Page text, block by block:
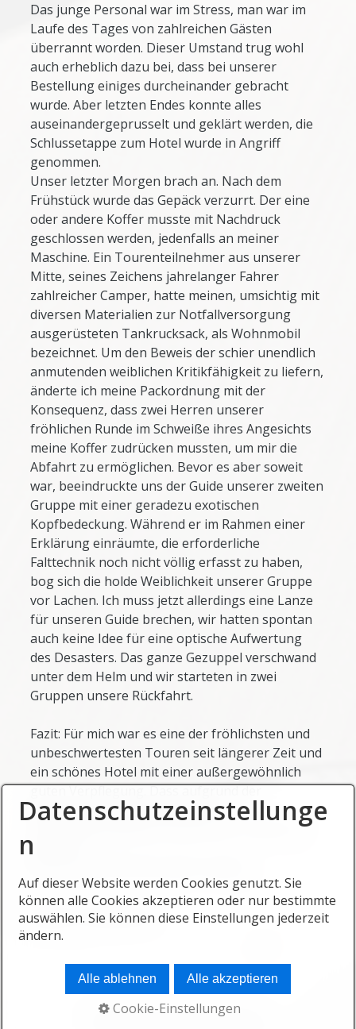
Das junge Personal war im Stress, man war im
Laufe des Tages von zahlreichen Gästen
überrannt worden. Dieser Umstand trug wohl
auch erheblich dazu bei, dass bei unserer
Bestellung einiges durcheinander gebracht
wurde. Aber letzten Endes konnte alles
auseinandergeprusselt und geklärt werden, die
Schlussetappe zum Hotel wurde in Angriff
genommen.
Unser letzter Morgen brach an. Nach dem
Frühstück wurde das Gepäck verzurrt. Der eine
oder andere Koffer musste mit Nachdruck
geschlossen werden, jedenfalls an meiner
Maschine. Ein Tourenteilnehmer aus unserer
Mitte, seines Zeichens jahrelanger Fahrer
zahlreicher Camper, hatte meinen, umsichtig mit
diversen Materialien zur Notfallversorgung
ausgerüsteten Tankrucksack, als Wohnmobil
bezeichnet. Um den Beweis der schier unendlich
anmutenden weiblichen Kritikfähigkeit zu liefern,
änderte ich meine Packordnung mit der
Konsequenz, dass zwei Herren unserer
fröhlichen Runde im Schweiße ihres Angesichts
meine Koffer zudrücken mussten, um mir die
Abfahrt zu ermöglichen. Bevor es aber soweit
war, beeindruckte uns der Guide unserer zweiten
Gruppe mit einer geradezu exotischen
Kopfbedeckung. Während er im Rahmen einer
Erklärung einräumte, die erforderliche
Falttechnik noch nicht völlig erfasst zu haben,
bog sich die holde Weiblichkeit unserer Gruppe
vor Lachen. Ich muss jetzt allerdings eine Lanze
für unseren Guide brechen, wir hatten spontan
auch keine Idee für eine optische Aufwertung
des Desasters. Das ganze Gezuppel verschwand
unter dem Helm und wir starteten in zwei
Gruppen unsere Rückfahrt.
Fazit: Für mich war es eine der fröhlichsten und
unbeschwertesten Touren seit längerer Zeit und
ein schönes Hotel mit einer außergewöhnlich
guten Verpflegung. Dass aufgrund der
abgelegenen Lage kaum an eine
Internetverbindung zu denken war, haben wir
überlebt.
Beate H. (19.06.2023)
Startseite Kontakt
Impressum
Datenschutzeinstellunge
n
Auf dieser Website werden Cookies genutzt. Sie
können alle Cookies akzeptieren oder nur bestimmte
auswählen. Sie können diese Einstellungen jederzeit
ändern.
Alle ablehnen Alle akzeptieren
Cookie-Einstellungen